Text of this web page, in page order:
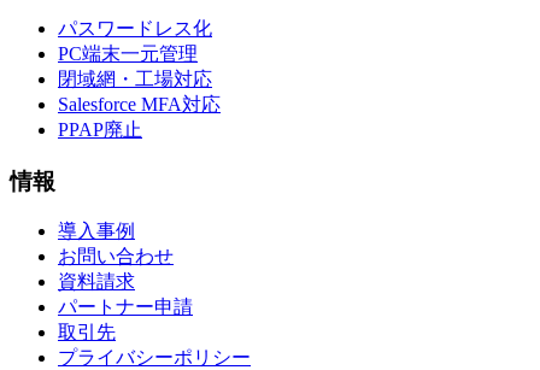
パスワードレス化
PC端末一元管理
閉域網・工場対応
Salesforce MFA対応
PPAP廃止
情報
導入事例
お問い合わせ
資料請求
パートナー申請
取引先
プライバシーポリシー